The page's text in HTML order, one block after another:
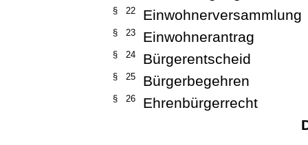
§ 22 Einwohnerversammlung
§ 23 Einwohnerantrag
§ 24 Bürgerentscheid
§ 25 Bürgerbegehren
§ 26
Ehrenbürgerrecht